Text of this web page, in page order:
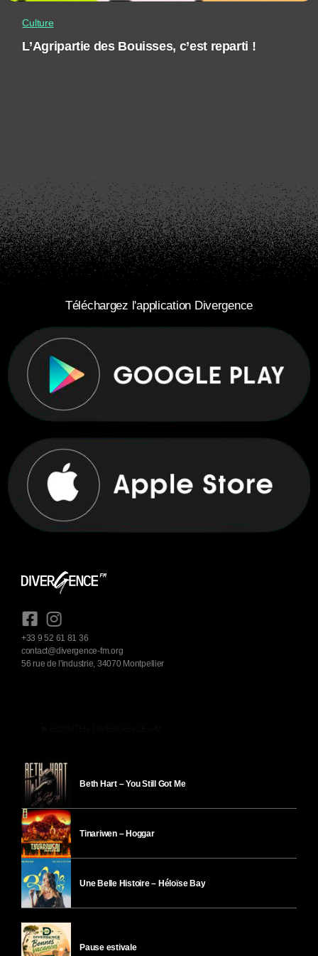
Culture
L’Agripartie des Bouisses, c’est reparti !
Téléchargez l'application Divergence
+33 9 52 61 81 36
contact@divergence-fm.org
56 rue de l'industrie, 34070 Montpellier
Beth Hart – You Still Got Me
Tinariwen – Hoggar
Une Belle Histoire – Héloïse Bay
Pause estivale